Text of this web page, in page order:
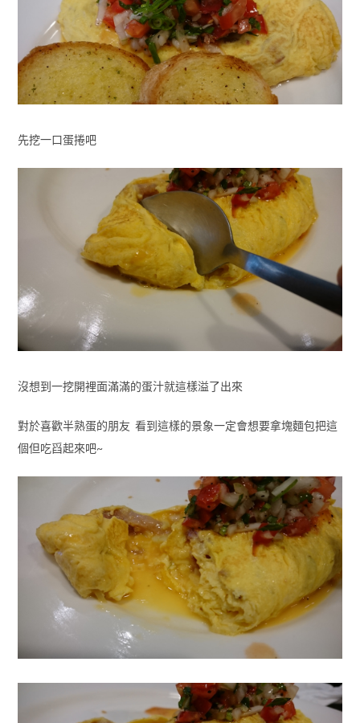
先挖一口蛋捲吧
沒想到一挖開裡面滿滿的蛋汁就這樣溢了出來
對於喜歡半熟蛋的朋友 看到這樣的景象一定會想要拿塊麵包把這
個但吃舀起來吧~